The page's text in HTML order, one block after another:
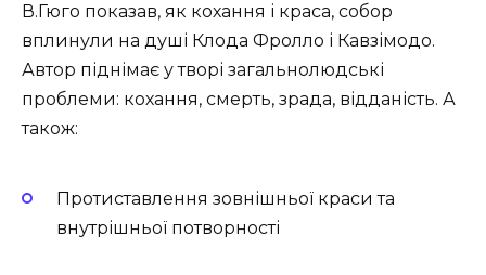
В.Гюго показав, як кохання і краса, собор
вплинули на душі Клода Фролло і Кавзімодо.
Автор піднімає у творі загальнолюдські
проблеми: кохання, смерть, зрада, відданість. А
також:
Протиставлення зовнішньої краси та
внутрішньої потворності